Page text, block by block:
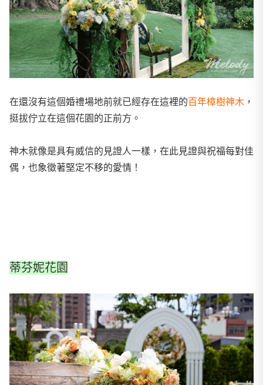
在還沒有這個婚禮場地前就已經存在這裡的百年樟樹神木 ，
挺拔佇立在這個花園的正前方。
神木就像是具有威信的見證人一樣，在此見證與祝福每對佳
偶，也象徵著堅定不移的愛情！
蒂芬妮花園